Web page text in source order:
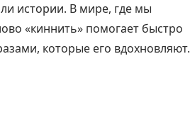
истории. В мире, где мы
«киннить» помогает быстро
которые его вдохновляют.